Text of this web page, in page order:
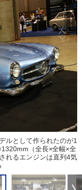
ルとして作られたのが1
（全長×全幅×全
れるエンジンは直列4気